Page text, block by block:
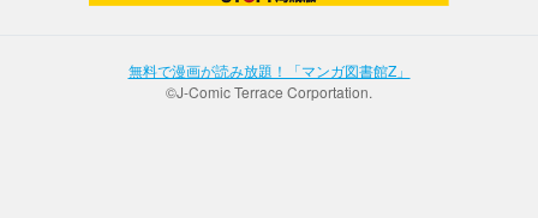
無料で漫画が読み放題！「マンガ図書館Z」
©J-Comic Terrace Corportation.